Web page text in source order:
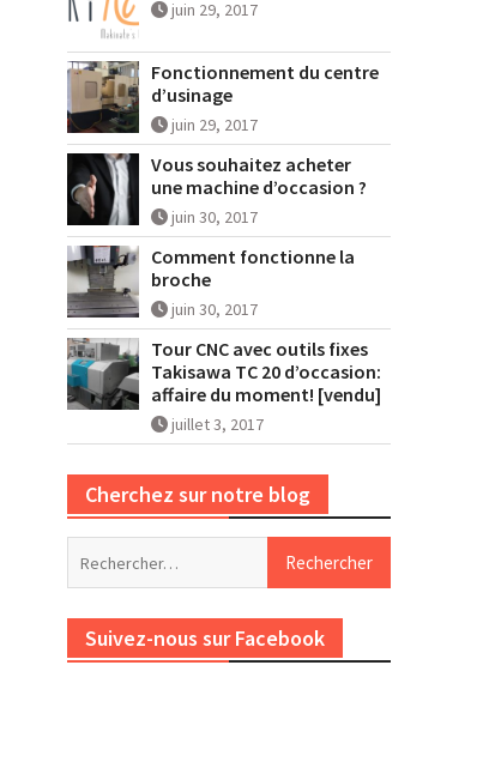
juin 29, 2017
Fonctionnement du centre
d’usinage
juin 29, 2017
Vous souhaitez acheter
une machine d’occasion ?
juin 30, 2017
Comment fonctionne la
broche
juin 30, 2017
Tour CNC avec outils fixes
Takisawa TC 20 d’occasion:
affaire du moment! [vendu]
juillet 3, 2017
Cherchez sur notre blog
Suivez-nous sur Facebook